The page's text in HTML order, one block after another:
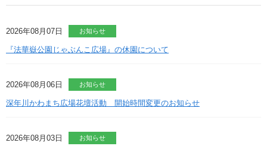
2026年08月07日 お知らせ
『法華嶽公園じゃぶんこ広場』の休園について
2026年08月06日 お知らせ
深年川かわまち広場花壇活動 開始時間変更のお知らせ
2026年08月03日 お知らせ